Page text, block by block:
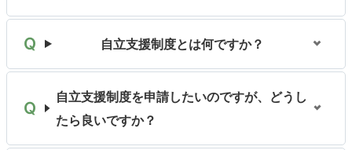
自立支援制度とは何ですか？
自立支援制度を申請したいのですが、どうし
たら良いですか？